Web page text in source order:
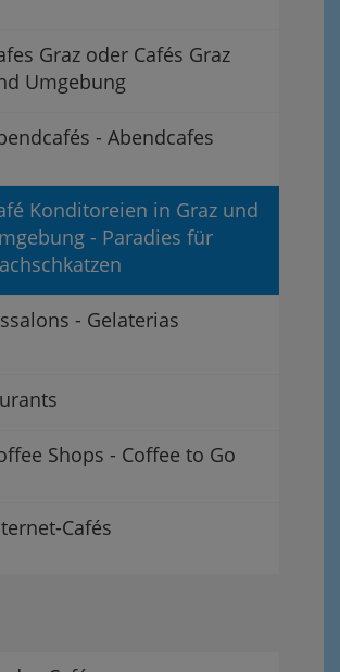
Graz oder Cafés Graz
Umgebung
- Abendcafes
Konditoreien in Graz und
- Paradies für
- Gelaterias
Shops - Coffee to Go
Cafés